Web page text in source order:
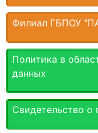
Филиал ГБПОУ
Политика в
данных
Свидетельство о